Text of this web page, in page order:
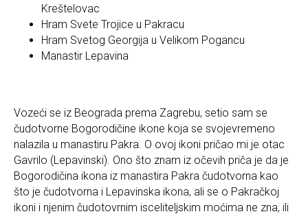
Kreštelovac
Hram Svete Trojice u Pakracu
Hram Svetog Georgija u Velikom Pogancu
Manastir Lepavina
Vozeći se iz Beograda prema Zagrebu, setio sam se
čudotvorne Bogorodičine ikone koja se svojevremeno
nalazila u manastiru Pakra. O ovoj ikoni pričao mi je otac
Gavrilo (Lepavinski). Ono što znam iz očevih priča je da je
Bogorodičina ikona iz manastira Pakra čudotvorna kao
što je čudotvorna i Lepavinska ikona, ali se o Pakračkoj
ikoni i njenim čudotovrnim isceliteljskim moćima ne zna, ili